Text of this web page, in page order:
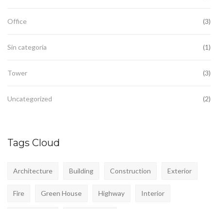
Office (3)
Sin categoría (1)
Tower (3)
Uncategorized (2)
Tags Cloud
Architecture Building Construction Exterior
Fire Green House Highway Interior